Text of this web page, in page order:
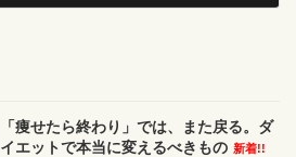
「痩せたら終わり」では、また戻る。ダ
イエットで本当に変えるべきもの 新着!!